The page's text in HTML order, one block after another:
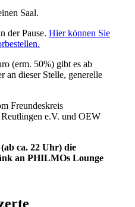
Saal.
der Pause. Hier können Sie
(erm. 50%) gibt es ab
an dieser Stelle, generelle
Freundeskreis
e.V. und OEW
ca. 22 Uhr) die
an PHILMOs Lounge